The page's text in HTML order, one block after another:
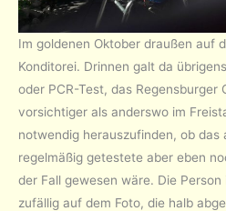
Im goldenen Oktober draußen auf
Konditorei. Drinnen galt da
oder PCR-Test, das Regensburger
vorsichtiger als anderswo im
notwendig herauszufinden, ob das
regelmäßig getestete aber eben
der Fall gewesen wäre. Die
zufällig auf dem Foto, die halb